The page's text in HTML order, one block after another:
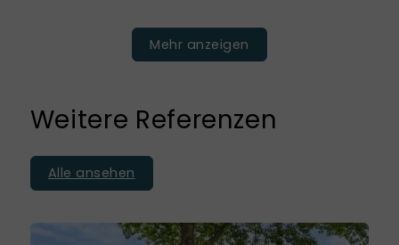
Mehr anzeigen
Weitere Referenzen
Alle ansehen